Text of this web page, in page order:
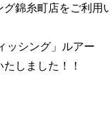
錦糸町店をご利用
ッシング」ルアー
しました！！